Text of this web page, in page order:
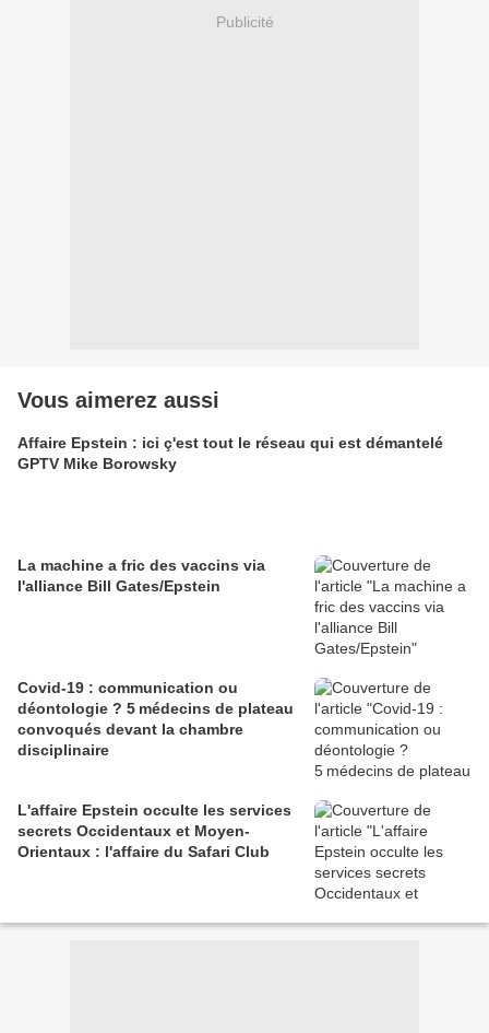
Publicité
Vous aimerez aussi
Affaire Epstein : ici ç'est tout le réseau qui est démantelé
GPTV Mike Borowsky
La machine a fric des vaccins via
l'alliance Bill Gates/Epstein
Covid-19 : communication ou
déontologie ? 5 médecins de plateau
convoqués devant la chambre
disciplinaire
L'affaire Epstein occulte les services
secrets Occidentaux et Moyen-
Orientaux : l'affaire du Safari Club